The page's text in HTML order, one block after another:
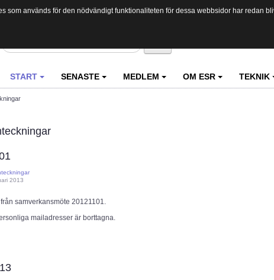
START SENASTE MEDLEM OM ESR TEKNIK
2013
samverkansmöte 20121101.
mailadresser är borttagna.
används för den nödvändigt funktionaliteten för dessa webbsidor har redan